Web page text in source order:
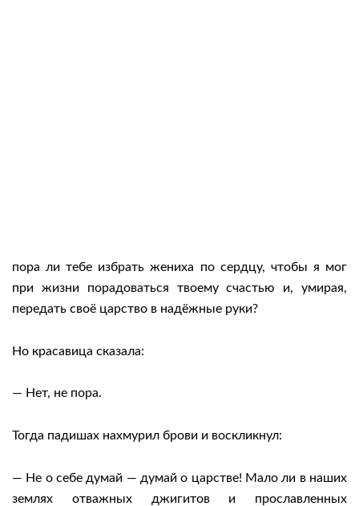
пора ли тебе избрать жениха по сердцу, чтобы я мог
при жизни порадоваться твоему счастью и, умирая,
передать своё царство в надёжные руки?
Но красавица сказала:
— Нет, не пора.
Тогда падишах нахмурил брови и воскликнул:
— Не о себе думай — думай о царстве! Мало ли в наших
землях отважных джигитов и прославленных